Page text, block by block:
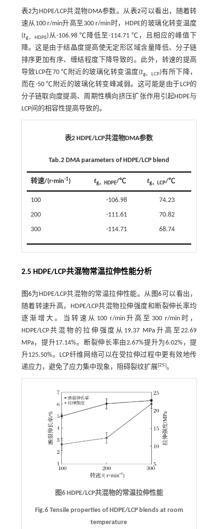
表2为HDPE/LCP共混物DMA参数。从表2可以看出，随着转
速从100 r/min升高至300 r/min时，HDPE的玻璃化转变温度
(tg，HDPE)从-106.98 ℃降低至-114.71 ℃，且相应的峰值下
降。这是由于结晶度提高使无定形区域含量降低、分子链
排序更加有序、缠结程度下降导致的。此外，转速的提高
导致LCP在70 ℃附近的玻璃化转变温度(tg，LCP)有所下降，
而在-50 ℃附近的玻璃化转变峰减弱。这可能是由于LCP的
分子链取向度提高、周期性横向挤压扩张作用引起HDPE与
LCP间的相容性提高导致的。
表2 HDPE/LCP共混物DMA参数
Tab.2 DMA parameters of HDPE/LCP blend
转速/(r·min-1) tg，HDPE/℃ tg，LCP/℃
100
200
300
-106.98
-111.61
-114.71
74.23
70.82
68.74
2.5 HDPE/LCP共混物常温拉伸性能分析
图6为HDPE/LCP共混物的常温拉伸性能。从 图6 可以看出，
随着转速升高，HDPE/LCP共混物拉伸强度和断裂伸长率均
逐渐增大。当转速从100 r/min升高至300 r/min时，
HDPE/LCP共混物的拉伸强度从19.37 MPa升高至22.69
MPa，提升17.14%。断裂伸长率由2.67%提升为6.02%，提
升125.50%。LCP纤维网络可以在受拉伸过程中更有效地传
递应力，避免了应力集中现象，阻碍裂纹扩展[25]。
图6 HDPE/LCP共混物的常温拉伸性能
Fig.6 Tensile properties of HDPE/LCP blends at room
temperature